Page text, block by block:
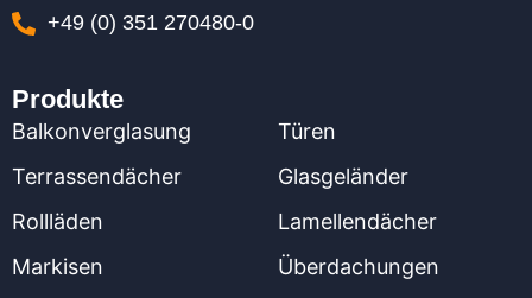
+49 (0) 351 270480-0
Produkte
Balkonverglasung
Terrassendächer
Rollläden
Markisen
Türen
Glasgeländer
Lamellendächer
Überdachungen